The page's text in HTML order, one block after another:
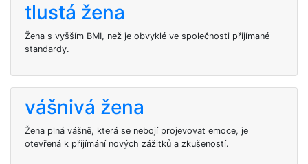
tlustá žena
Žena s vyšším BMI, než je obvyklé ve společnosti přijímané
standardy.
vášnivá žena
Žena plná vášně, která se nebojí projevovat emoce, je
otevřená k přijímání nových zážitků a zkušeností.